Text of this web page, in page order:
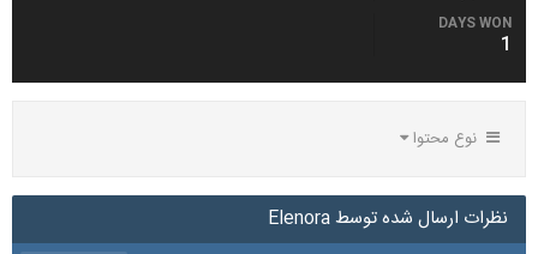
DAYS WON
1
نوع محتوا
نظرات ارسال شده توسط Elenora